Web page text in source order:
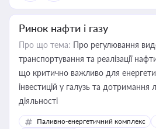
Ринок нафти і газу
Про що тема: Про регулювання
транспортування та реалізації
що критично важливо для
інвестицій у галузь та дотримання
діяльності
Паливно-енергетичний комплекс